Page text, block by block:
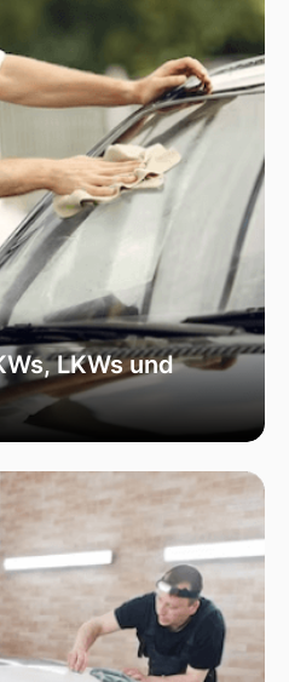
LKWs und
umfassen alle
Bussen. Wir sorgen
Installation und hohe
und Funktionalität